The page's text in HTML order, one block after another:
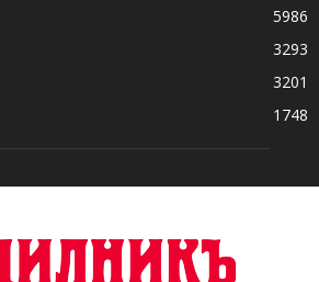
5986
3293
3201
1748